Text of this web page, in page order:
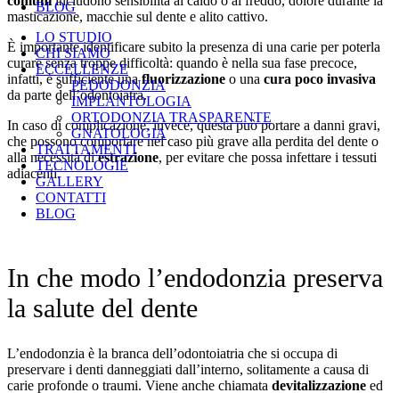
BLOG
LO STUDIO
CHI SIAMO
ECCELLENZE
PEDODONZIA
IMPLANTOLOGIA
ORTODONZIA TRASPARENTE
GNATOLOGIA
TRATTAMENTI
TECNOLOGIE
GALLERY
CONTATTI
BLOG
masticazione, macchie sul dente e alito cattivo.
È importante identificare subito la presenza di una carie per poterla
curare senza troppe difficoltà: quando è nella sua fase precoce,
infatti, è sufficiente unafluorizzazione o una cura poco invasiva
da parte dell’odontoiatra.
In caso di complicazione, invece, questa può portare a danni gravi,
che possono comportare nel caso più grave alla perdita del dente o
alla necessità diestrazione, per evitare che possa infettare i tessuti
adiacenti.
In che modo l’endodonzia preserva
la salute del dente
L’endodonzia è la branca dell’odontoiatria che si occupa di
preservare i denti danneggiati dall’interno, solitamente a causa di
carie profonde o traumi. Viene anche chiamata devitalizzazione ed